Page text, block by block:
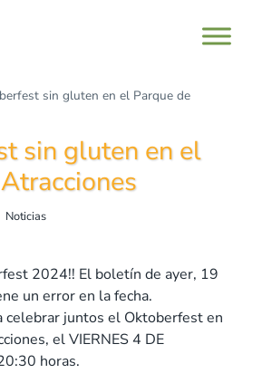
sin gluten en el Parque de
sin gluten en el
Noticias
2024!! El boletín de ayer, 19
un error en la fecha.
celebrar juntos el Oktoberfest en
el VIERNES 4 DE
horas.